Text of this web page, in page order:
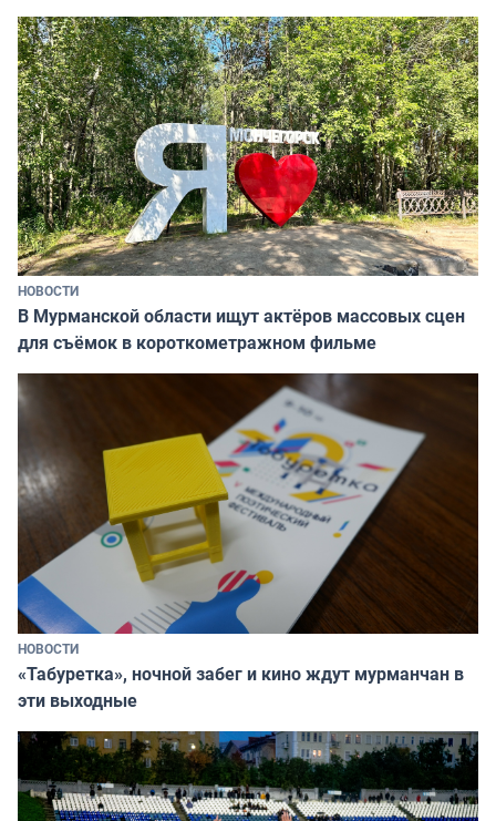
НОВОСТИ
В Мурманской области ищут актёров массовых сцен
для съёмок в короткометражном фильме
НОВОСТИ
«Табуретка», ночной забег и кино ждут мурманчан в
эти выходные